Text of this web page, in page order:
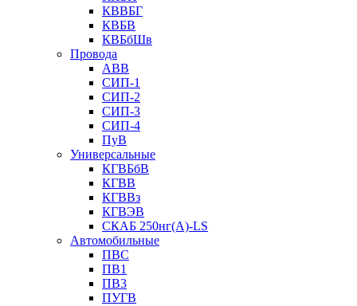
КВВБГ
КВБВ
КВБбШв
Провода
АВВ
СИП-1
СИП-2
СИП-3
СИП-4
ПуВ
Универсальные
КГВБбВ
КГВВ
КГВВз
КГВЭВ
СКАБ 250нг(А)-LS
Автомобильные
ПВС
ПВ1
ПВ3
ПУГВ